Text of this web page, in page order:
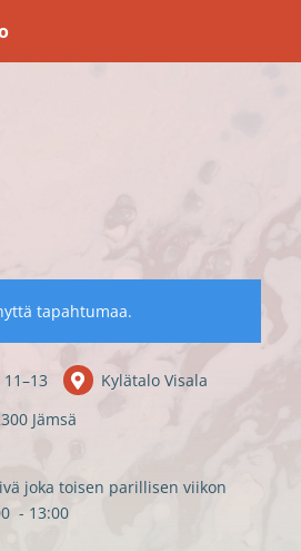
ry.
tapahtumaa.
–13
Kylätalo Visala
Jämsä
joka toisen parillisen viikon
- 13:00